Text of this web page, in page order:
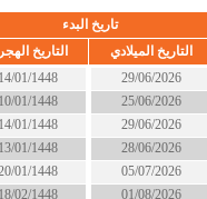
التاريخ الهجري
التاريخ الميلادي
14/01/1448
10/01/1448
14/01/1448
13/01/1448
20/01/1448
18/02/1448
25/07/2026
06/08/2026
25/07/2026
29/07/2026
30/07/2026
06/08/2026